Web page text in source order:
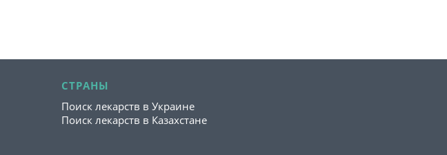
СТРАНЫ
Поиск лекарств в Украине
Поиск лекарств в Казахстане